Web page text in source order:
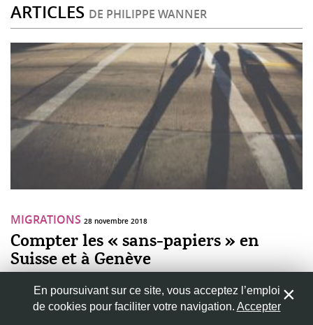
ARTICLES DE PHILIPPE WANNER
MIGRATIONS 28 novembre 2018
Compter les « sans-papiers » en
Suisse et à Genève
papiers » en posant aujourd’hui la question de la taille de cette
population. Vivant dans la clandestinité, parfois très mobile et
En poursuivant sur ce site, vous acceptez l’emploi
de cookies pour faciliter votre navigation. Accepter